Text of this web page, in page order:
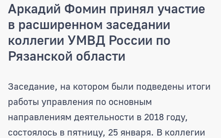
Аркадий Фомин принял участие
в расширенном заседании
коллегии УМВД России по
Рязанской области
Аркадий Фомин принял участие в
Заседание, на котором были подведены итоги
работы управления по основным
направлениям деятельности в 2018 году,
состоялось в пятницу, 25 января. В коллегии